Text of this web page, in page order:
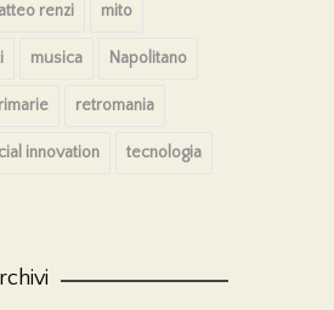
renzi mito
musica Napolitano
retromania
innovation tecnologia